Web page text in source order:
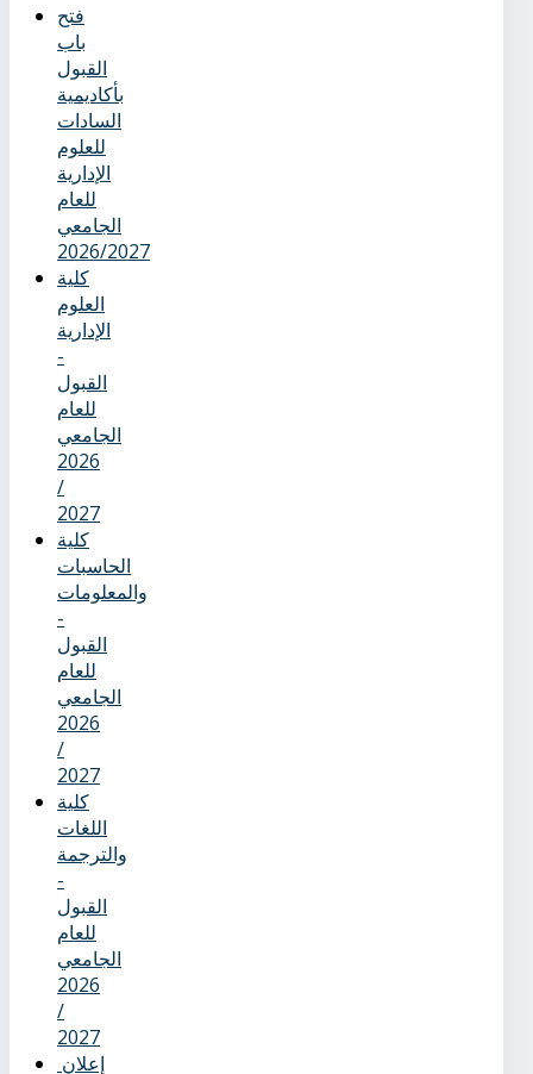
فتح
باب
القبول
بأكاديمية
السادات
للعلوم
الإدارية
للعام
الجامعي
2026/2027
كلية
العلوم
الإدارية
-
القبول
للعام
الجامعي
2026
/
2027
كلية
الحاسبات
والمعلومات
-
القبول
للعام
الجامعي
2026
/
2027
كلية
اللغات
والترجمة
-
القبول
للعام
الجامعي
2026
/
2027